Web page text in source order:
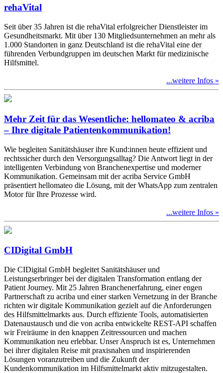
rehaVital
Seit über 35 Jahren ist die rehaVital erfolgreicher Dienstleister im
Gesundheitsmarkt. Mit über 130 Mitgliedsunternehmen an mehr als
1.000 Standorten in ganz Deutschland ist die rehaVital eine der
führenden Verbundgruppen im deutschen Markt für medizinische
Hilfsmittel.
...weitere Infos »
Mehr Zeit für das Wesentliche: hellomateo & acriba
– Ihre digitale Patientenkommunikation!
Wie begleiten Sanitätshäuser ihre Kund:innen heute effizient und
rechtssicher durch den Versorgungsalltag? Die Antwort liegt in der
intelligenten Verbindung von Branchenexpertise und moderner
Kommunikation. Gemeinsam mit der acriba Service GmbH
präsentiert hellomateo die Lösung, mit der WhatsApp zum zentralen
Motor für Ihre Prozesse wird.
...weitere Infos »
CIDigital GmbH
Die CIDigital GmbH begleitet Sanitätshäuser und
Leistungserbringer bei der digitalen Transformation entlang der
Patient Journey. Mit 25 Jahren Branchenerfahrung, einer engen
Partnerschaft zu acriba und einer starken Vernetzung in der Branche
richten wir digitale Kommunikation gezielt auf die Anforderungen
des Hilfsmittelmarkts aus. Durch effiziente Tools, automatisierten
Datenaustausch und die von acriba entwickelte REST-API schaffen
wir Freiräume in den knappen Zeitressourcen und machen
Kommunikation neu erlebbar. Unser Anspruch ist es, Unternehmen
bei ihrer digitalen Reise mit praxisnahen und inspirierenden
Lösungen voranzutreiben und die Zukunft der
Kundenkommunikation im Hilfsmittelmarkt aktiv mitzugestalten.